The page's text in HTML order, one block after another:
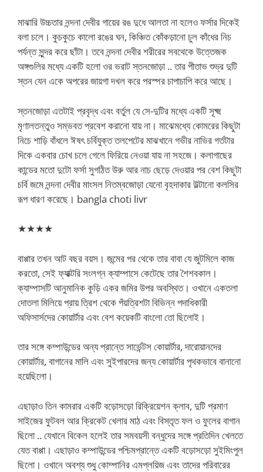
মাঝারি উচ্চতার নন্দনা দেবীর গায়ের রঙ দুধে আলতা না হলেও ফর্সার দিকেই
বলা চলে। কুচকুচে কালো রঙের ঘন, কিঞ্চিত কোঁকড়ানো চুল কাঁধের নিচ
পর্যন্ত সুন্দর করে ছাঁটা। তবে নন্দনা দেবীর শরীরের সবথেকে উত্তেজক
অঙ্গগুলির মধ্যে একটি হলো ওর ভরাট স্তনজোড়া .. তার পীতাভ শুভ্র দুটি
স্তন যেন একে অপরের জায়গা‌ দখল করে পরস্পর চাপাচাপি করে আছে।
স্তনজোড়া এতটাই প্রবৃদ্ধ এবং বর্তুল যে সে-দুটির মধ্যে একটি সূক্ষ্ম
মৃণালতন্তুও সম্ভবত প্রবেশ করানো যায় না। মাঝেমধ্যে কোমরের কিছুটা
নিচে শাড়ি বাঁধলে ঈষৎ চর্বিযুক্ত তলপেটের মাঝখানে গভীর নাভির গর্তটার
দিকে একবার চোখ চলে গেলে ফিরিয়ে নেওয়া যায় না সহজে। কলাগাছের
কান্ডের মতো দুটো ফর্সা সুগঠিত উরু আর নাচ ছেড়ে দেওয়ার পর বেশ কিছুটা
চর্বি জমে নন্দনা দেবীর মাংসল নিতম্বজোড়া যেনো বৃহদাকার উল্টানো কলসির
রূপ ধারণ করেছে। bangla choti livr
★★★★
বাপ্পার তখন আট বছর বয়স। জন্মের পর থেকে তার বাবা যে জুটমিলে কাজ
করতো, সেই ফ্যাক্টরি সংলগ্ন ক্যাম্পাসে কেটেছে তার শৈশবকাল।
ক্যাম্পাসটি আনুমানিক কুড়ি একর জমির উপর অবস্থিত। ওখানে একতলা
দোতলা মিলিয়ে প্রায় ত্রিশ থেকে পঁয়ত্রিশটা বিভিন্ন পদাধিকারী
অফিসার্সদের কোয়ার্টার এবং বেশ কয়েকটি বাংলো তো ছিলোই।
তার সঙ্গে কম্পাউন্ডের অন্য প্রান্তে সার্ভেন্টস কোয়ার্টার, দারোয়ানদের
কোয়ার্টার, বাগানের মালি এবং সুইপারদের জন্য কোয়ার্টার পৃথকভাবে বানানো
হয়েছিলো।
এছাড়াও তিন কামরার একটি বড়োসড়ো রিক্রিয়েশন ক্লাব, দুটি প্রমাণ
সাইজের ফুটবল আর ক্রিকেট খেলার মাঠ এবং বিস্তৃত ফল ও ফুলের বাগান
ছিলো .. যেখানে বিকেল হলেই তার সমবয়সী বন্ধুদের সঙ্গে প্রতিদিন খেলতে
যেত বাপ্পা। এছাড়াও কম্পাউন্ডের পশ্চিমপ্রান্তে একটি বড়োসড়ো সুইমিংপুল
ছিলো। ওখানে অবশ্য শুধু কোম্পানির এমপ্লয়িজ এবং তাদের পরিবারের